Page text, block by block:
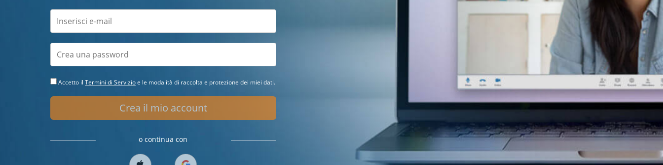
Accetto il Termini di Servizioe le modalità di raccolta e protezione dei miei dati.
Crea il mio account
o continua con